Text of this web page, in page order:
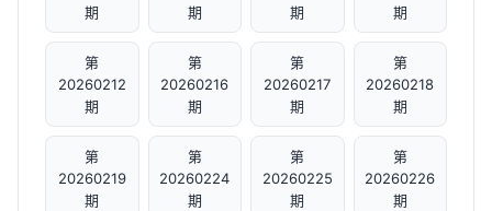
期
期
期
期
第
20260212
期
第
20260216
期
第
20260217
期
第
20260218
期
第
20260219
期
第
20260224
期
第
20260225
期
第
20260226
期